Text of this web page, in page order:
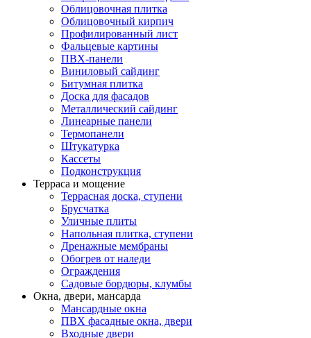
Облицовочная плитка
Облицовочный кирпич
Профилированный лист
Фальцевые картины
ПВХ-панели
Виниловый сайдинг
Битумная плитка
Доска для фасадов
Металлический сайдинг
Линеарные панели
Термопанели
Штукатурка
Кассеты
Подконструкция
Терраса и мощение
Террасная доска, ступени
Брусчатка
Уличные плиты
Напольная плитка, ступени
Дренажные мембраны
Обогрев от наледи
Ограждения
Садовые бордюры, клумбы
Окна, двери, мансарда
Мансардные окна
ПВХ фасадные окна, двери
Входные двери